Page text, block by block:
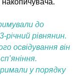
до
річний рівнянин.
освідування він
у порядку